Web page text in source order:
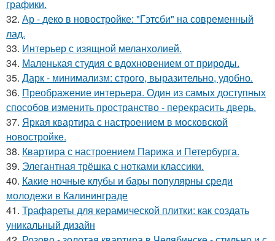
графики.
32. Ар - деко в новостройке: "Гэтсби" на современный
лад.
33. Интерьер с изящной меланхолией.
34. Маленькая студия с вдохновением от природы.
35. Дарк - минимализм: строго, выразительно, удобно.
36. Преображение интерьера. Один из самых доступных
способов изменить пространство - перекрасить дверь.
37. Яркая квартира с настроением в московской
новостройке.
38. Квартира с настроением Парижа и Петербурга.
39. Элегантная трёшка с нотками классики.
40. Какие ночные клубы и бары популярны среди
молодежи в Калининграде
41. Трафареты для керамической плитки: как создать
уникальный дизайн